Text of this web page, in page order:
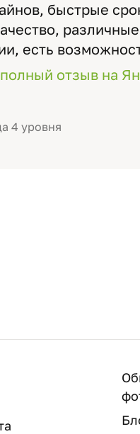
4 уровня
быстрые
есть
можно смотреть
с детьми,
отзыв на